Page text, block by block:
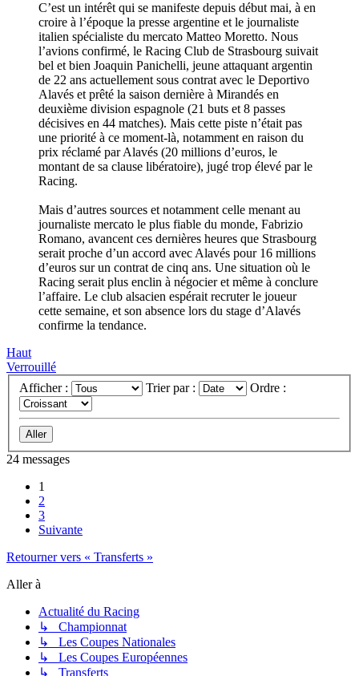
C’est un intérêt qui se manifeste depuis début mai, à en
croire à l’époque la presse argentine et le journaliste
italien spécialiste du mercato Matteo Moretto. Nous
l’avions confirmé, le Racing Club de Strasbourg suivait
bel et bien Joaquin Panichelli, jeune attaquant argentin
de 22 ans actuellement sous contrat avec le Deportivo
Alavés et prêté la saison dernière à Mirandés en
deuxième division espagnole (21 buts et 8 passes
décisives en 44 matches). Mais cette piste n’était pas
une priorité à ce moment-là, notamment en raison du
prix réclamé par Alavés (20 millions d’euros, le
montant de sa clause libératoire), jugé trop élevé par le
Racing.
Mais d’autres sources et notamment celle menant au
journaliste mercato le plus fiable du monde, Fabrizio
Romano, avancent ces dernières heures que Strasbourg
serait proche d’un accord avec Alavés pour 16 millions
d’euros sur un contrat de cinq ans. Une situation où le
Racing serait plus enclin à négocier et même à conclure
l’affaire. Le club alsacien espérait recruter le joueur
cette semaine, et son absence lors du stage d’Alavés
confirme la tendance.
Haut
Verrouillé
Afficher :
Trier par : Ordre :
24 messages
1
2
3
Suivante
Retourner vers « Transferts »
Aller à
Actualité du Racing
↳ Championnat
↳ Les Coupes Nationales
↳ Les Coupes Européennes
↳ Transferts